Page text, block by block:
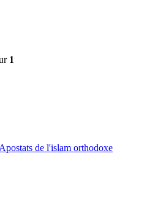
1
Apostats de l'islam orthodoxe